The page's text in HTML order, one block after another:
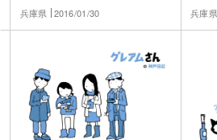
兵庫県 2016/01/30 兵庫県